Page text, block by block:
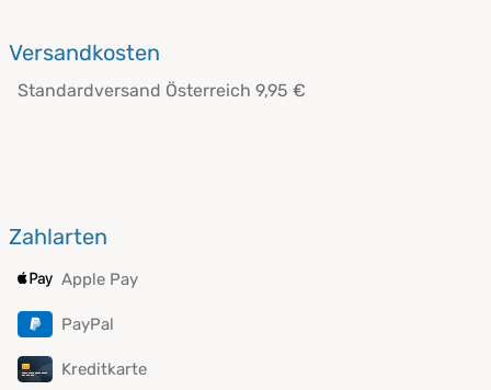
Versandkosten
Standardversand Österreich 9,95 €
Zahlarten
Apple Pay
PayPal
Kreditkarte